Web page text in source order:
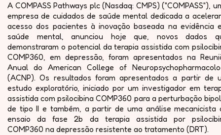
A COMPASS Pathways plc (Nasdaq: CMPS) ("COMPASS"),
empresa de cuidados de saúde mental dedicada a
acesso dos pacientes à inovação baseada na evidência
saúde mental, anunciou hoje que, novos dados
demonstraram o potencial da terapia assistida com
COMP360, em depressão, foram apresentados na
Anual do American College of
(ACNP). Os resultados foram apresentados a partir de
estudo exploratório, iniciado por um investigador em
assistida com psilocibina COMP360 para a perturbação
de tipo II e também, a partir de uma análise mecanicista
ensaio da fase 2b da terapia assistida por
COMP360 na depressão resistente ao tratamento (DRT).